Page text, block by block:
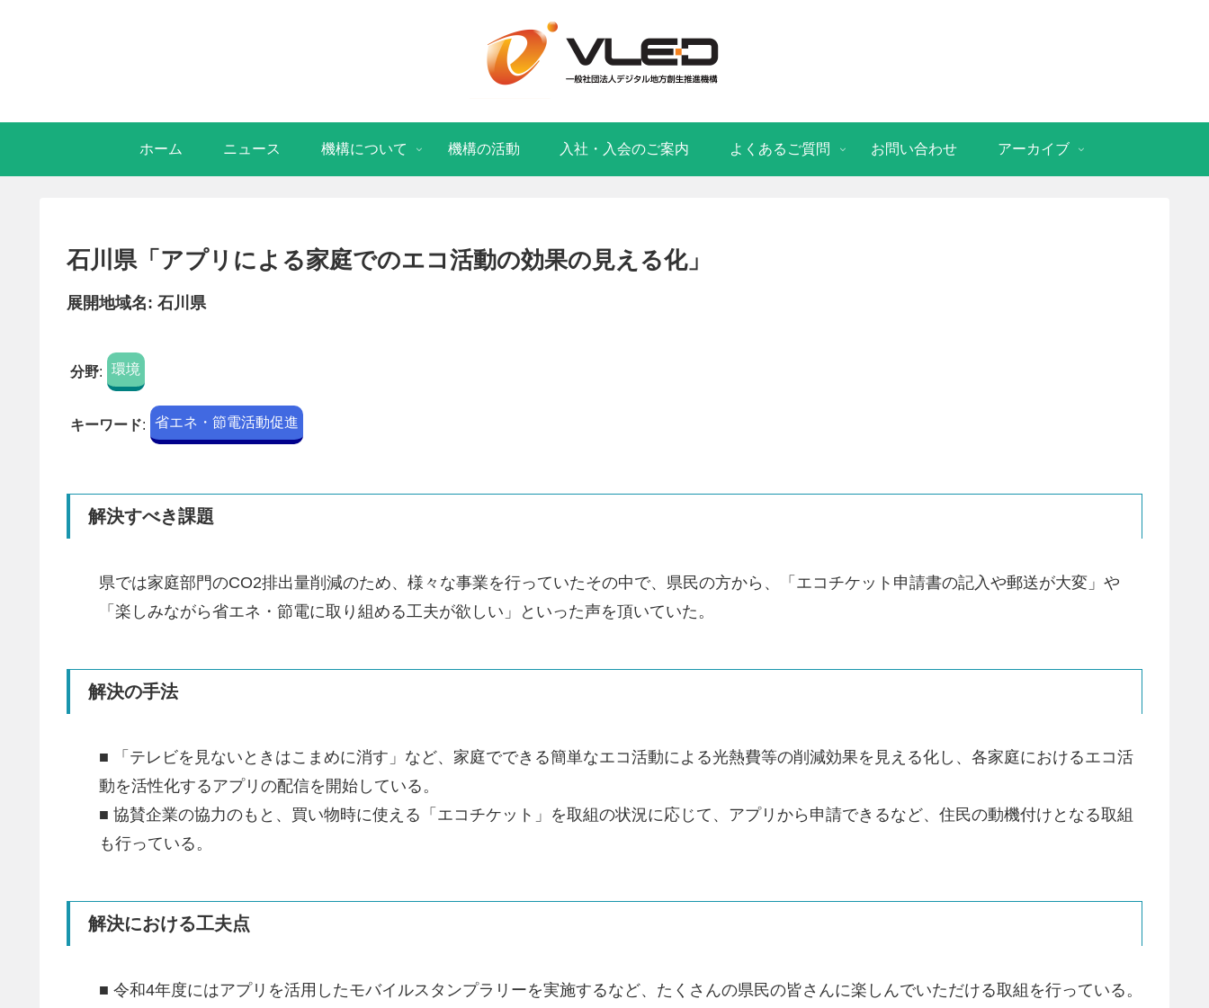
ホーム ニュース 機構について 機構の活動 入社・入会のご案内 よくあるご質問 お問い合わせ アーカイブ
石川県「アプリによる家庭でのエコ活動の効果の見える化」
展開地域名: 石川県
分野: 環境
キーワード: 省エネ・節電活動促進
解決すべき課題
県では家庭部門のCO2排出量削減のため、様々な事業を行っていたその中で、県民の方から、「エコチケット申請書の記入や郵送が大変」や
「楽しみながら省エネ・節電に取り組める工夫が欲しい」といった声を頂いていた。
解決の手法
■ 「テレビを見ないときはこまめに消す」など、家庭でできる簡単なエコ活動による光熱費等の削減効果を見える化し、各家庭におけるエコ活
動を活性化するアプリの配信を開始している。
■ 協賛企業の協力のもと、買い物時に使える「エコチケット」を取組の状況に応じて、アプリから申請できるなど、住民の動機付けとなる取組
も行っている。
解決における工夫点
■ 令和4年度にはアプリを活用したモバイルスタンプラリーを実施するなど、たくさんの県民の皆さんに楽しんでいただける取組を行っている。